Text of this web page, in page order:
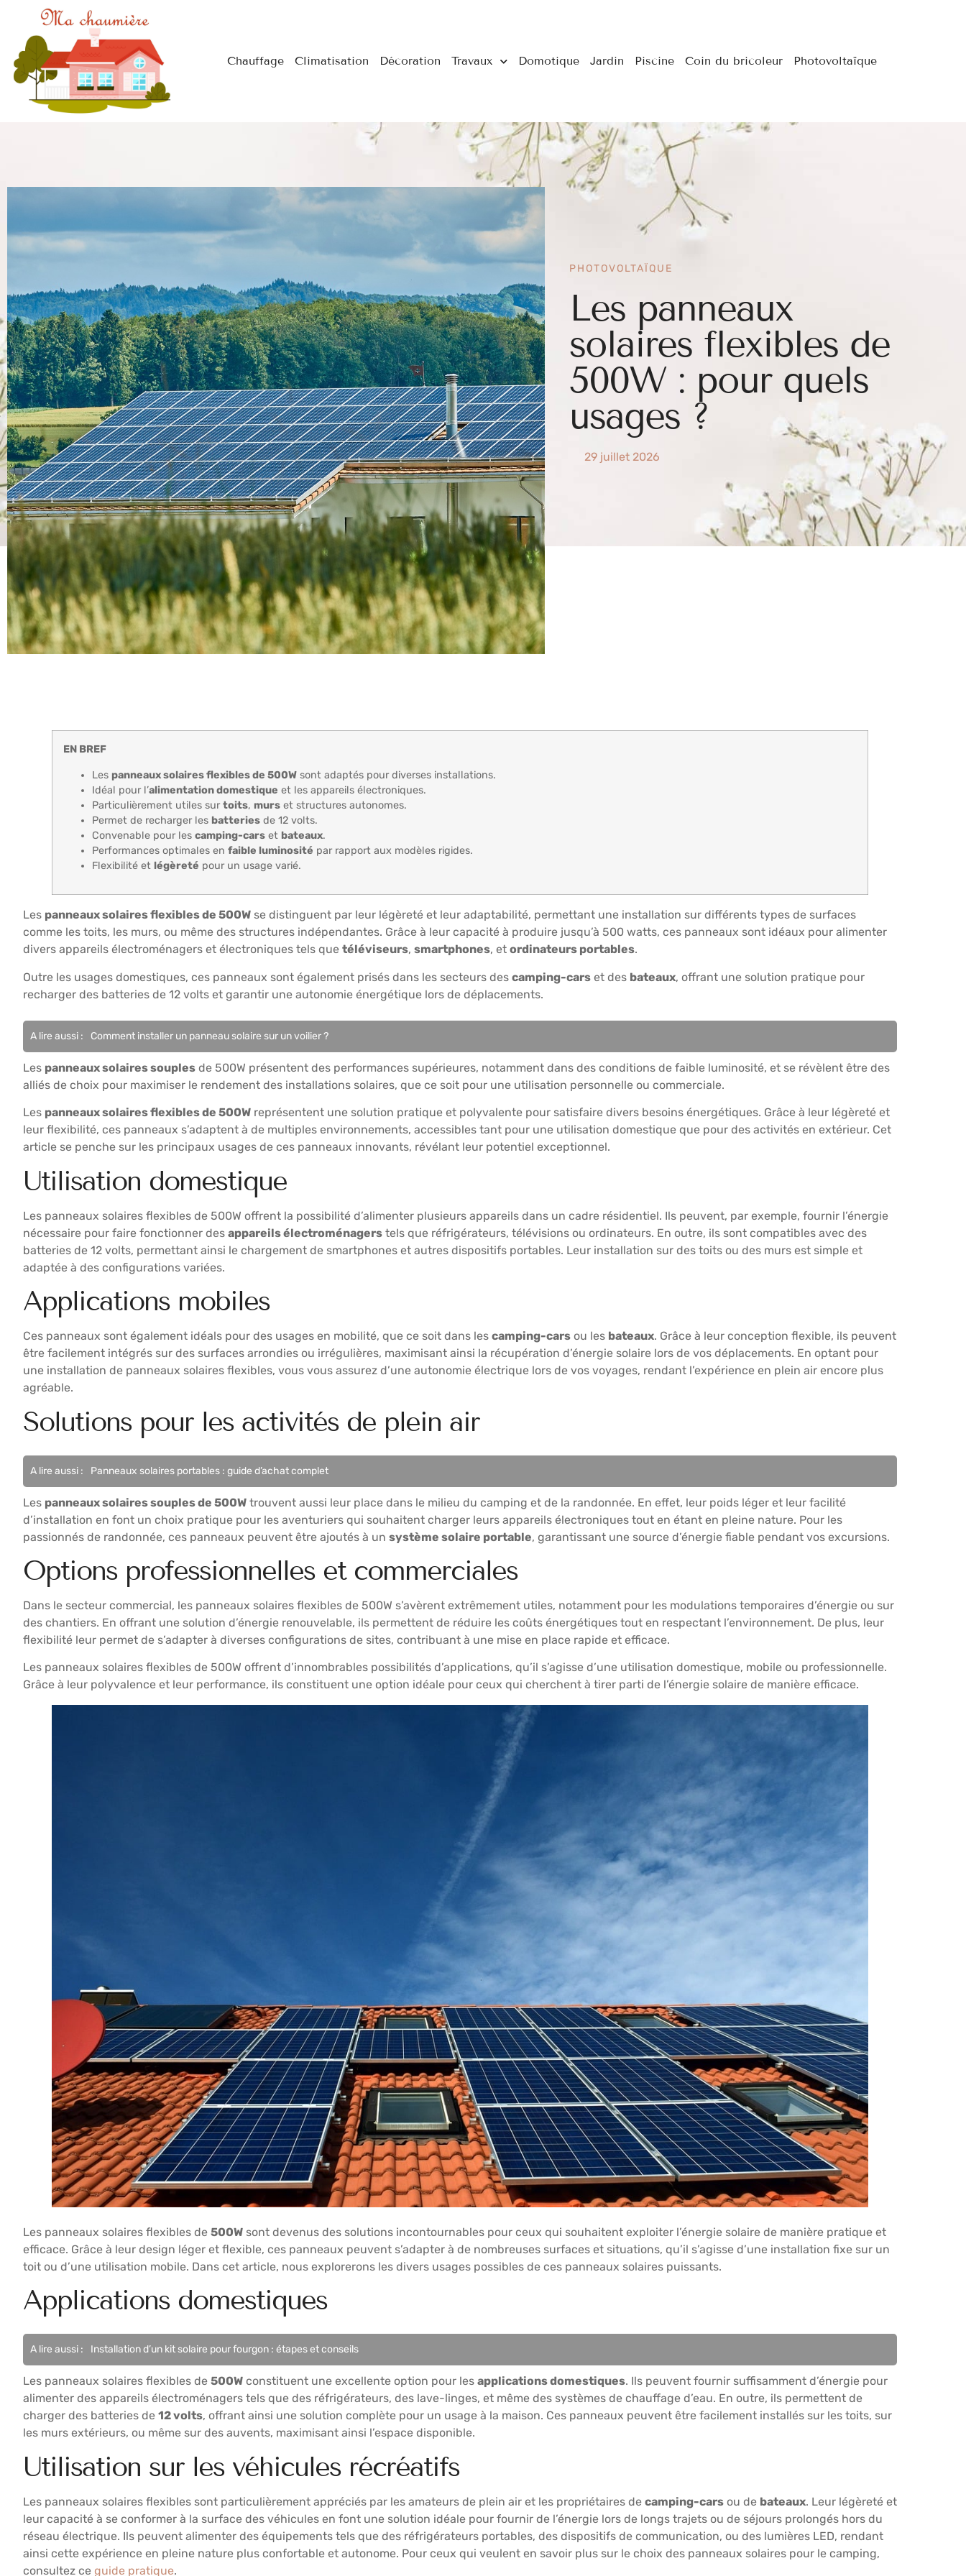
Chauffage Climatisation Décoration Travaux Domotique Jardin Piscine Coin du bricoleur Photovoltaïque
PHOTOVOLTAÏQUE
Les panneaux
solaires flexibles de
500W : pour quels
usages ?
29 juillet 2026
EN BREF
Les panneaux solaires flexibles de 500W sont adaptés pour diverses installations.
Idéal pour l’alimentation domestique et les appareils électroniques.
Particulièrement utiles surtoits, murs et structures autonomes.
Permet de recharger les batteries de 12 volts.
Convenable pour les camping-cars et bateaux.
Performances optimales en faible luminosité par rapport aux modèles rigides.
Flexibilité et légèreté pour un usage varié.
Les panneaux solaires flexibles de 500W se distinguent par leur légèreté et leur adaptabilité, permettant une installation sur différents types de surfaces
comme les toits, les murs, ou même des structures indépendantes. Grâce à leur capacité à produire jusqu’à 500 watts, ces panneaux sont idéaux pour alimenter
divers appareils électroménagers et électroniques tels que téléviseurs, smartphones, et ordinateurs portables.
Outre les usages domestiques, ces panneaux sont également prisés dans les secteurs des camping-cars et des bateaux, offrant une solution pratique pour
recharger des batteries de 12 volts et garantir une autonomie énergétique lors de déplacements.
A lire aussi : Comment installer un panneau solaire sur un voilier ?
Les panneaux solaires souples de 500W présentent des performances supérieures, notamment dans des conditions de faible luminosité, et se révèlent être des
alliés de choix pour maximiser le rendement des installations solaires, que ce soit pour une utilisation personnelle ou commerciale.
Les panneaux solaires flexibles de 500W représentent une solution pratique et polyvalente pour satisfaire divers besoins énergétiques. Grâce à leur légèreté et
leur flexibilité, ces panneaux s’adaptent à de multiples environnements, accessibles tant pour une utilisation domestique que pour des activités en extérieur. Cet
article se penche sur les principaux usages de ces panneaux innovants, révélant leur potentiel exceptionnel.
Utilisation domestique
Les panneaux solaires flexibles de 500W offrent la possibilité d’alimenter plusieurs appareils dans un cadre résidentiel. Ils peuvent, par exemple, fournir l’énergie
nécessaire pour faire fonctionner des appareils électroménagers tels que réfrigérateurs, télévisions ou ordinateurs. En outre, ils sont compatibles avec des
batteries de 12 volts, permettant ainsi le chargement de smartphones et autres dispositifs portables. Leur installation sur des toits ou des murs est simple et
adaptée à des configurations variées.
Applications mobiles
Ces panneaux sont également idéals pour des usages en mobilité, que ce soit dans les camping-cars ou les bateaux. Grâce à leur conception flexible, ils peuvent
être facilement intégrés sur des surfaces arrondies ou irrégulières, maximisant ainsi la récupération d’énergie solaire lors de vos déplacements. En optant pour
une installation de panneaux solaires flexibles, vous vous assurez d’une autonomie électrique lors de vos voyages, rendant l’expérience en plein air encore plus
agréable.
Solutions pour les activités de plein air
A lire aussi : Panneaux solaires portables : guide d’achat complet
Les panneaux solaires souples de 500W trouvent aussi leur place dans le milieu du camping et de la randonnée. En effet, leur poids léger et leur facilité
d’installation en font un choix pratique pour les aventuriers qui souhaitent charger leurs appareils électroniques tout en étant en pleine nature. Pour les
passionnés de randonnée, ces panneaux peuvent être ajoutés à un système solaire portable, garantissant une source d’énergie fiable pendant vos excursions.
Options professionnelles et commerciales
Dans le secteur commercial, les panneaux solaires flexibles de 500W s’avèrent extrêmement utiles, notamment pour les modulations temporaires d’énergie ou sur
des chantiers. En offrant une solution d’énergie renouvelable, ils permettent de réduire les coûts énergétiques tout en respectant l’environnement. De plus, leur
flexibilité leur permet de s’adapter à diverses configurations de sites, contribuant à une mise en place rapide et efficace.
Les panneaux solaires flexibles de 500W offrent d’innombrables possibilités d’applications, qu’il s’agisse d’une utilisation domestique, mobile ou professionnelle.
Grâce à leur polyvalence et leur performance, ils constituent une option idéale pour ceux qui cherchent à tirer parti de l’énergie solaire de manière efficace.
Les panneaux solaires flexibles de 500W sont devenus des solutions incontournables pour ceux qui souhaitent exploiter l’énergie solaire de manière pratique et
efficace. Grâce à leur design léger et flexible, ces panneaux peuvent s’adapter à de nombreuses surfaces et situations, qu’il s’agisse d’une installation fixe sur un
toit ou d’une utilisation mobile. Dans cet article, nous explorerons les divers usages possibles de ces panneaux solaires puissants.
Applications domestiques
A lire aussi : Installation d’un kit solaire pour fourgon : étapes et conseils
Les panneaux solaires flexibles de 500W constituent une excellente option pour les applications domestiques. Ils peuvent fournir suffisamment d’énergie pour
alimenter des appareils électroménagers tels que des réfrigérateurs, des lave-linges, et même des systèmes de chauffage d’eau. En outre, ils permettent de
charger des batteries de 12 volts, offrant ainsi une solution complète pour un usage à la maison. Ces panneaux peuvent être facilement installés sur les toits, sur
les murs extérieurs, ou même sur des auvents, maximisant ainsi l’espace disponible.
Utilisation sur les véhicules récréatifs
Les panneaux solaires flexibles sont particulièrement appréciés par les amateurs de plein air et les propriétaires de camping-cars ou de bateaux. Leur légèreté et
leur capacité à se conformer à la surface des véhicules en font une solution idéale pour fournir de l’énergie lors de longs trajets ou de séjours prolongés hors du
réseau électrique. Ils peuvent alimenter des équipements tels que des réfrigérateurs portables, des dispositifs de communication, ou des lumières LED, rendant
ainsi cette expérience en pleine nature plus confortable et autonome. Pour ceux qui veulent en savoir plus sur le choix des panneaux solaires pour le camping,
consultez ce guide pratique.